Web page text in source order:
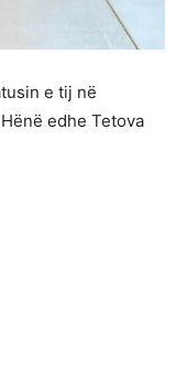
e tij në
edhe Tetova